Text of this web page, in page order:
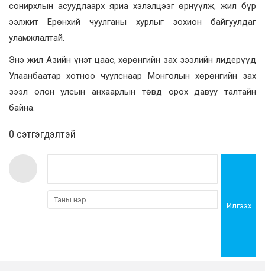
сонирхлын асуудлаарх яриа хэлэлцээг өрнүүлж, жил бүр
ээлжит Ерөнхий чуулганы хурлыг зохион байгуулдаг
уламжлалтай.
Энэ жил Азийн үнэт цаас, хөрөнгийн зах зээлийн лидерүүд
Улаанбаатар хотноо чуулснаар Монголын хөрөнгийн зах
зээл олон улсын анхаарлын төвд орох давуу талтайн
байна.
0 cэтгэгдэлтэй
Илгээх